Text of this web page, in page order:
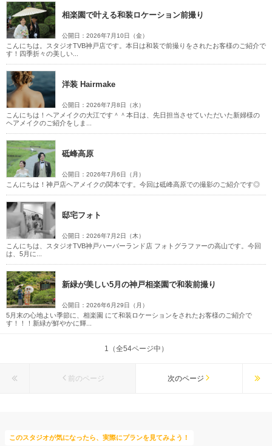
相楽園で叶える和装ロケーション前撮り
公開日：2026年7月10日（金）
こんにちは。スタジオTVB神戸店です。本日は和装で前撮りをされたお客様のご紹介で
す！四季折々の美しい...
洋装 Hairmake
公開日：2026年7月8日（水）
こんにちは！ヘアメイクの大江です＾＾本日は、先日担当させていただいた新婦様の
ヘアメイクのご紹介をしま...
砥峰高原
公開日：2026年7月6日（月）
こんにちは！神戸店ヘアメイクの関本です。今回は砥峰高原での撮影のご紹介です◎
邸宅フォト
公開日：2026年7月2日（木）
こんにちは、スタジオTVB神戸ハーバーランド店 フォトグラファーの高山です。今回
は、5月に...
新緑が美しい5月の神戸相楽園で和装前撮り
公開日：2026年6月29日（月）
5月末の心地よい季節に、相楽園 にて和装ロケーションをされたお客様のご紹介で
す！！！新緑が鮮やかに輝...
1（全54ページ中）
前のページ 次のページ
このスタジオが気になったら、実際にプランを見てみよう！